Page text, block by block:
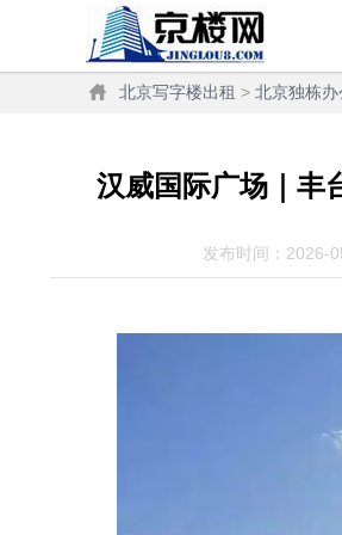
北京写字楼出租 > 北京独栋办
汉威国际广场｜丰
发布时间：2026-